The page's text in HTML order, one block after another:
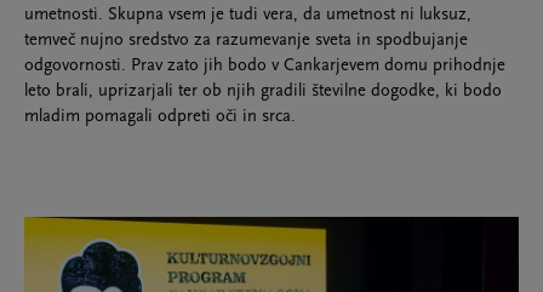
umetnosti. Skupna vsem je tudi vera, da umetnost ni luksuz,
temveč nujno sredstvo za razumevanje sveta in spodbujanje
odgovornosti. Prav zato jih bodo v Cankarjevem domu prihodnje
leto brali, uprizarjali ter ob njih gradili številne dogodke, ki bodo
mladim pomagali odpreti oči in srca.